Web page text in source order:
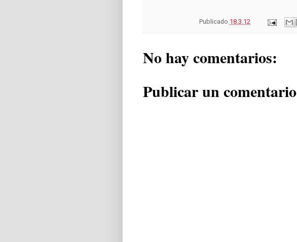
Publicado 18.3.12
No hay comentarios:
Publicar un comentario